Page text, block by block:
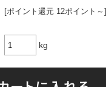
[ポイント還元 12ポイント～]
kg